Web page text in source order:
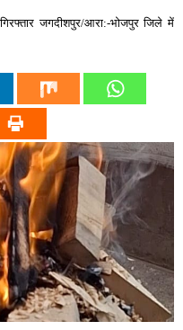
जगदीशपुर/आरा:-भोजपुर जिले में